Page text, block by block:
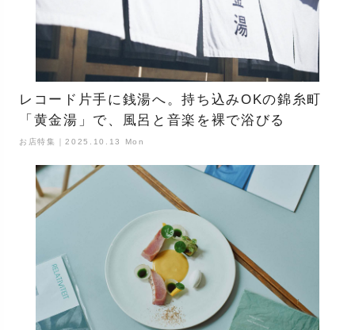
レコード片手に銭湯へ。持ち込みOKの錦糸町
「黄金湯」で、風呂と音楽を裸で浴びる
お店特集｜2025.10.13 Mon